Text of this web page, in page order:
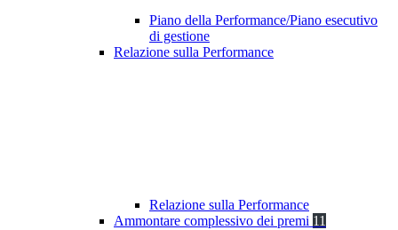
Piano della Performance/Piano esecutivo
di gestione
Relazione sulla Performance
Relazione sulla Performance
Ammontare complessivo dei premi 11